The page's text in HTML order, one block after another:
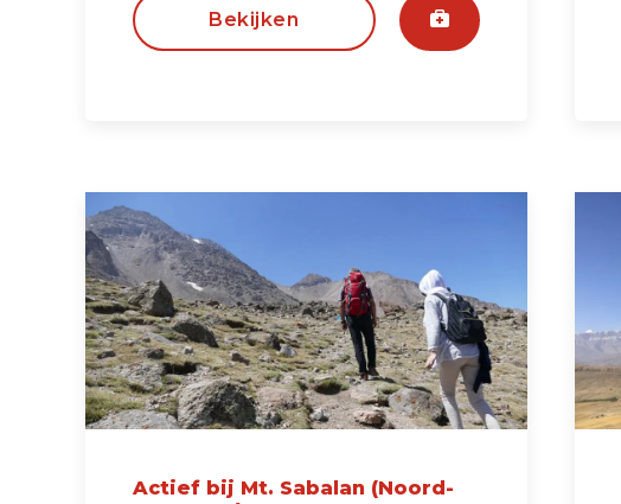
Bekijken
Actief bij Mt. Sabalan (Noord-